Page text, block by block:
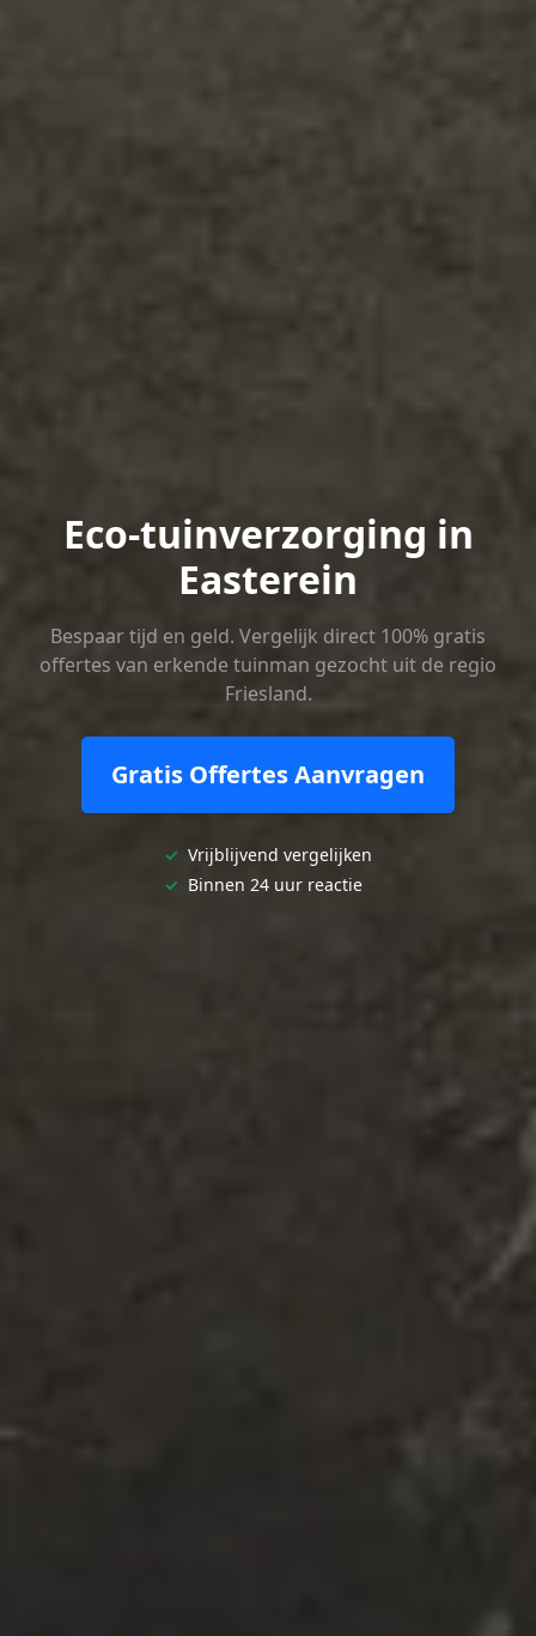
Eco-tuinverzorging in
Easterein
Bespaar tijd en geld. Vergelijk direct 100% gratis
offertes van erkende tuinman gezocht uit de regio
Friesland.
Gratis Offertes Aanvragen
✓ Vrijblijvend vergelijken
✓ Binnen 24 uur reactie